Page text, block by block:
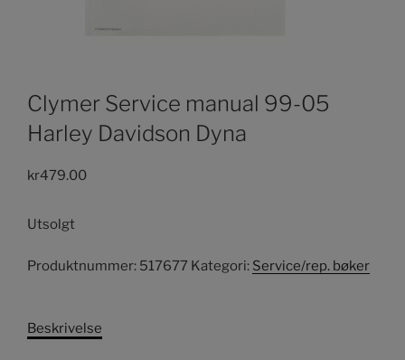
Clymer Service manual 99-05
Harley Davidson Dyna
kr479.00
Utsolgt
Produktnummer: 517677 Kategori: Service/rep. bøker
Beskrivelse